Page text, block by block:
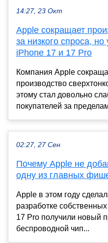
14:27, 23 Окт
Apple сокращает
за низкого спроса,
iPhone 17 и 17 Pro
Компания Apple
производство
этому стал довольно
покупателей за
02:27, 27 Сен
Почему Apple не
одну из главных
Apple в этом году
разработке
17 Pro получили новый
беспроводной чип...